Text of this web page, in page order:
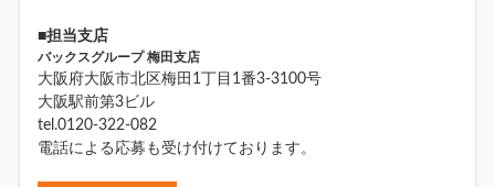
■担当支店
バックスグループ 梅田支店
大阪府大阪市北区梅田1丁目1番3-3100号
大阪駅前第3ビル
tel.0120-322-082
電話による応募も受け付けております。